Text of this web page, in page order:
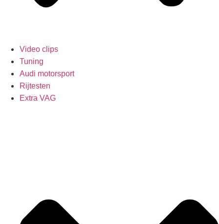
Video clips
Tuning
Audi motorsport
Rijtesten
Extra VAG